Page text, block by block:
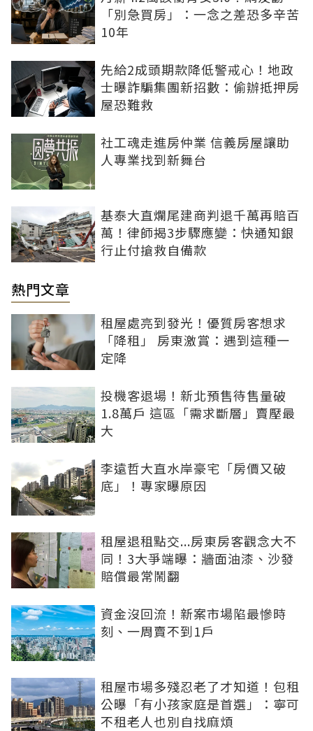
「別急買房」：一念之差恐多辛苦
10年
先給2成頭期款降低警戒心！地政
士曝詐騙集團新招數：偷辦抵押房
屋恐難救
社工魂走進房仲業 信義房屋讓助
人專業找到新舞台
基泰大直爛尾建商判退千萬再賠百
萬！律師揭3步驟應變：快通知銀
行止付搶救自備款
熱門文章
租屋處亮到發光！優質房客想求
「降租」 房東激賞：遇到這種一
定降
投機客退場！新北預售待售量破
1.8萬戶 這區「需求斷層」賣壓最
大
李遠哲大直水岸豪宅「房價又破
底」！專家曝原因
租屋退租點交...房東房客觀念大不
同！3大爭端曝：牆面油漆、沙發
賠償最常鬧翻
資金沒回流！新案市場陷最慘時
刻、一周賣不到1戶
租屋市場多殘忍老了才知道！包租
公曝「有小孩家庭是首選」：寧可
不租老人也別自找麻煩